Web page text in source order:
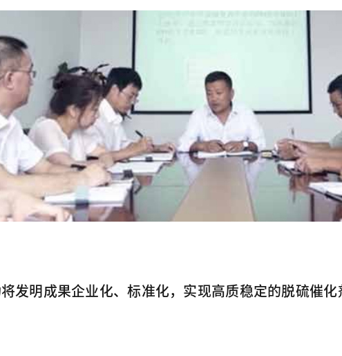
发明成果企业化、标准化，实现高质稳定的脱硫催